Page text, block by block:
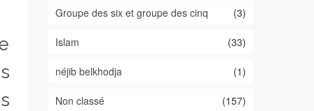
Groupe des six et groupe des cinq (3)
Islam (33)
néjib belkhodja (1)
Non classé (157)